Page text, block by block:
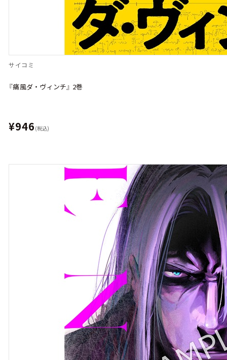
サイコミ
『痛風ダ・ヴィンチ』 2巻
¥946 (税込)